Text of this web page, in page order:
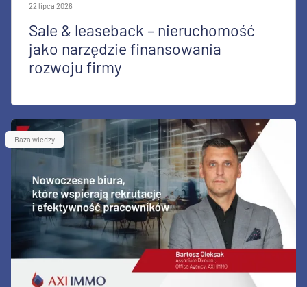
22 lipca 2026
Sale & leaseback – nieruchomość
jako narzędzie finansowania
rozwoju firmy
Baza wiedzy